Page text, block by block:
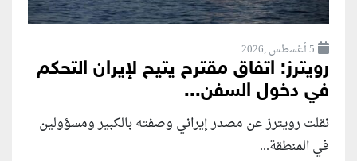
5 أغسطس ,2026
رويترز: اتفاق مقترح يتيح لإيران التحكم
في دخول السفن...
نقلت رويترز عن مصدر إيراني وصفته بالكبير ومسؤولين
في المنطقة...